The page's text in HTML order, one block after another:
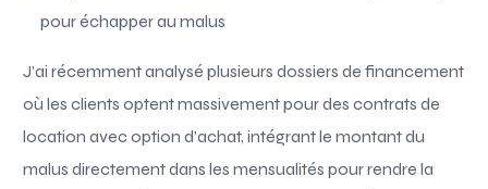
pour échapper au malus
J’ai récemment analysé plusieurs dossiers de financement
où les clients optent massivement pour des contrats de
location avec option d’achat, intégrant le montant du
malus directement dans les mensualités pour rendre la